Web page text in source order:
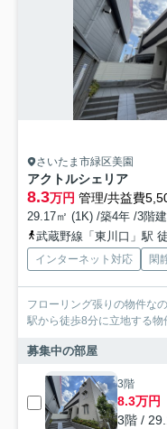
さいたま市緑区美園
アクトルシェリア
8.3万円 管理/共益費
29.17㎡ (1K) /築4年 /3階建
武蔵野線「東川口」駅
インターネット対応 閑
フローリング張りの物件な
駅から徒歩8分に立地する
募集中の部屋
3階
8.3万円
3階 /